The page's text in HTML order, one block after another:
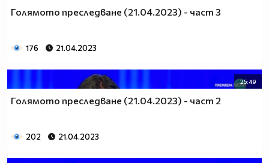
Голямото преследване (21.04.2023) - част 3
176 21.04.2023
25:49
Голямото преследване (21.04.2023) - част 2
202 21.04.2023